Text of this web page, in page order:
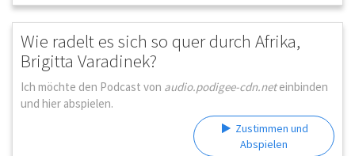
Wie radelt es sich so quer durch Afrika,
Brigitta Varadinek?
Ich möchte den Podcast von audio.podigee-cdn.neteinbinden
und hier abspielen.
Zustimmen und
Abspielen